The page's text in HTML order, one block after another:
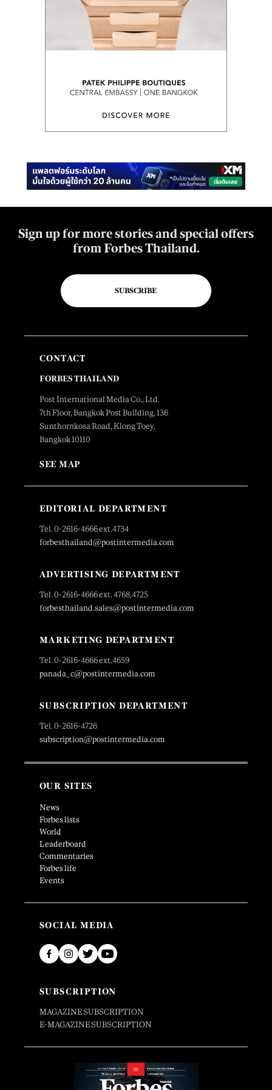
Sign up for more stories and special offers
from Forbes Thailand.
SUBSCRIBE
CONTACT
FORBES THAILAND
Post International Media Co., Ltd.
7th Floor, Bangkok Post Building, 136
Sunthornkosa Road, Klong Toey,
Bangkok 10110
SEE MAP
EDITORIAL DEPARTMENT
Tel. 0-2616-4666 ext.4734
forbesthailand@postintermedia.com
ADVERTISING DEPARTMENT
Tel. 0-2616-4666 ext. 4768,4725
forbesthailand.sales@postintermedia.com
MARKETING DEPARTMENT
Tel. 0-2616-4666 ext.4659
panada_c@postintermedia.com
SUBSCRIPTION DEPARTMENT
Tel. 0-2616-4726
subscription@postintermedia.com
OUR SITES
News
Forbes lists
World
Leaderboard
Commentaries
Forbes life
Events
SOCIAL MEDIA
SUBSCRIPTION
MAGAZINE SUBSCRIPTION
E-MAGAZINE SUBSCRIPTION